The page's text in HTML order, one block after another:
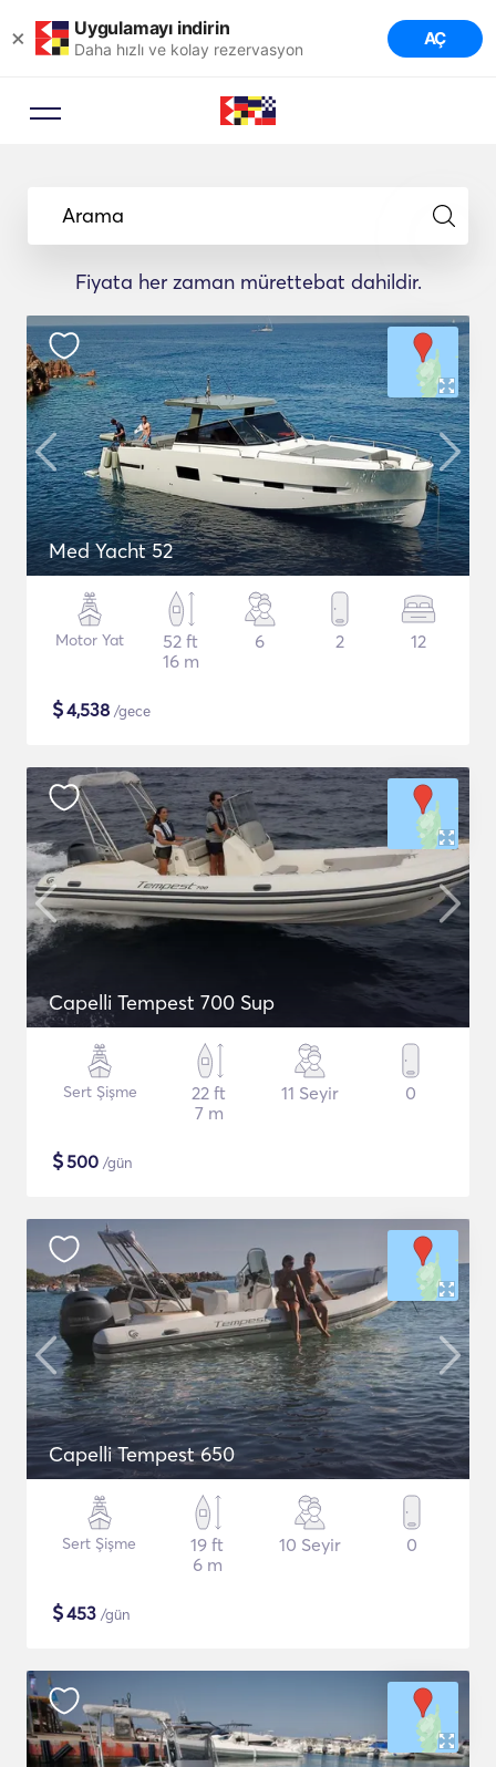
× Uygulamayı indirin
Daha hızlı ve kolay rezervasyon AÇ
Arama
Fiyata her zaman mürettebat dahildir.
Med Yacht 52
Motor Yat
52 ft
16 m
6 2 12
$4,538 /gece
Capelli Tempest 700 Sup
Sert Şişme
22 ft
7 m
11 Seyir 0
$500 /gün
Capelli Tempest 650
Sert Şişme
19 ft
6 m
10 Seyir 0
$453 /gün